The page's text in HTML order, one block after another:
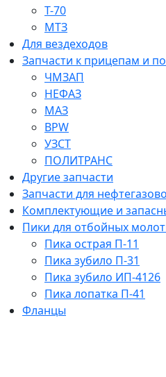
Т-70
МТЗ
Для вездеходов
Запчасти к прицепам и
ЧМЗАП
НЕФАЗ
МАЗ
BPW
УЗСТ
ПОЛИТРАНС
Другие запчасти
Запчасти для
Комплектующие и
Пики для отбойных
Пика острая П-11
Пика зубило П-31
Пика зубило ИП-4126
Пика лопатка П-41
Фланцы